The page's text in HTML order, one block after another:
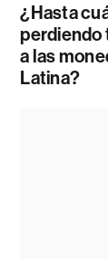
¿Hasta
perdiendo
a las
Latina?